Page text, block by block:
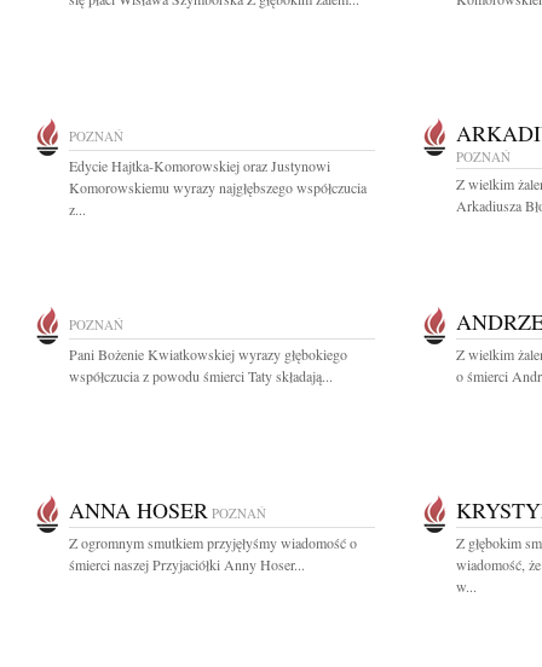
POZNAŃ
Edycie Hajtka-Komorowskiej oraz Justynowi
Komorowskiemu wyrazy najgłębszego współczucia
z...
POZNAŃ
Z wielkim
Arkadiusza
POZNAŃ
Pani Bożenie Kwiatkowskiej wyrazy głębokiego
współczucia z powodu śmierci Taty składają...
Z wielkim
o śmierci
ANNA HOSER POZNAŃ
Z ogromnym smutkiem przyjęłyśmy wiadomość o
śmierci naszej Przyjaciółki Anny Hoser...
Z głębokim
wiadomość,
w...